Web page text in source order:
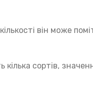
він може
сортів,